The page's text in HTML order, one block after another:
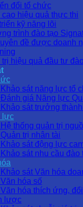
đổi tổ chức
cao hiệu quả thực thi
kỹ năng lõi
trình đào tạo
đề được doanh
trị hiệu quả đầu tư
Khảo sát năng lực tổ
Đánh giá Năng lực
Khảo sát trưởng
lực
Hệ thống quản trị
Quản trị nhân tài
Khảo sát động lực
Khảo sát nhu cầu đào
Khảo sát Văn hóa
Văn hóa số
Văn hóa thích ứng,
lược